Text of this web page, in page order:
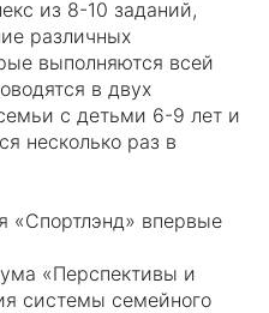
из 8-10 заданий,
различных
выполняются всей
в двух
с детьми 6-9 лет и
несколько раз в
«Спортлэнд» впервые
«Перспективы и
системы семейного